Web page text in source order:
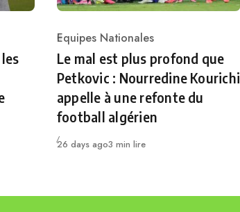
Category
Equipes Nationales
Le mal est plus profond que
Petkovic : Nourredine Kourichi
appelle à une refonte du
football algérien
Publié
26 days ago3 min lire